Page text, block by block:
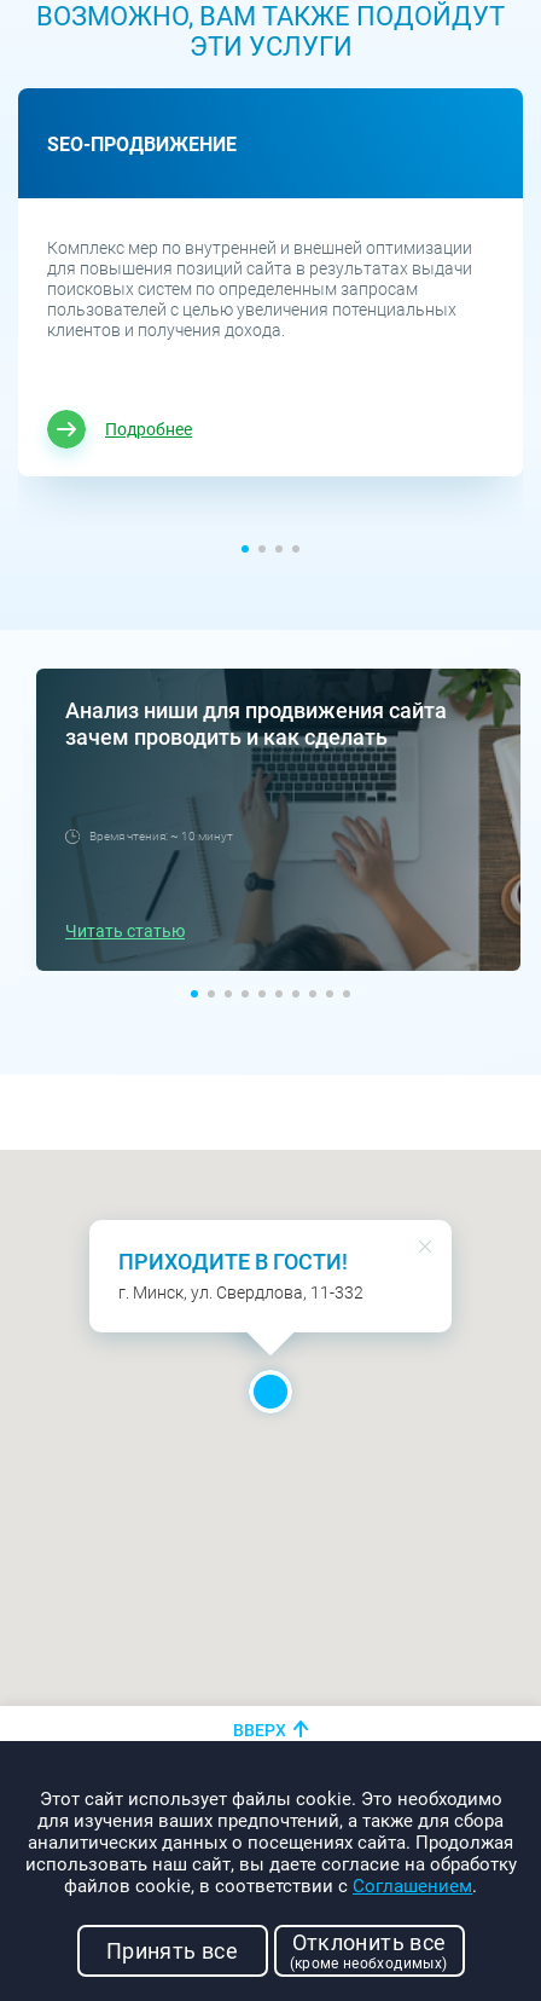
ВОЗМОЖНО, ВАМ ТАКЖЕ ПОДОЙДУТ
ЭТИ УСЛУГИ
SEO-ПРОДВИЖЕНИЕ
Комплекс мер по внутренней и внешней оптимизации
для повышения позиций сайта в результатах выдачи
поисковых систем по определенным запросам
пользователей с целью увеличения потенциальных
клиентов и получения дохода.
Подробнее
Анализ ниши для продвижения сайта
зачем проводить и как сделать
Время чтения: ~ 10 минут
Читать статью
ПРИХОДИТЕ В ГОСТИ!
г. Минск, ул. Свердлова, 11-332
Этот сайт использует файлы cookie. Это необходимо
для изучения ваших предпочтений, а также для сбора
аналитических данных о посещениях сайта. Продолжая
использовать наш сайт, вы даете согласие на обработку
файлов cookie, в соответствии с Соглашением.
Принять все Отклонить все
(кроме необходимых)
ВВЕРХ
info@promo-webcom.by
© 2000-2026. Webcom Performance
г. Минск, ул. Свердлова, 11-332
УНП: 190437288